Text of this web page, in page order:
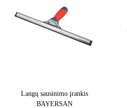
Langų sausinimo įrankis
BAYERSAN